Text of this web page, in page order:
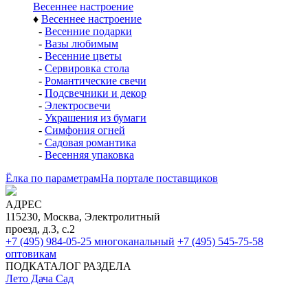
Весеннее настроение
♦ Весеннее настроение
- Весенние подарки
- Вазы любимым
- Весенние цветы
- Сервировка стола
- Романтические свечи
- Подсвечники и декор
- Электросвечи
- Украшения из бумаги
- Симфония огней
- Садовая романтика
- Весенняя упаковка
Ёлка по параметрамНа портале поставщиков
АДРЕС
115230, Москва, Электролитный
проезд, д.3, с.2
+7 (495) 984-05-25 многоканальный +7 (495) 545-75-58
оптовикам
ПОДКАТАЛОГ РАЗДЕЛА
Лето Дача Сад